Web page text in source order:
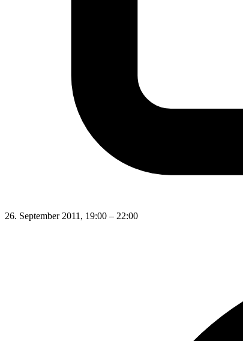
26. September 2011, 19:00 – 22:00